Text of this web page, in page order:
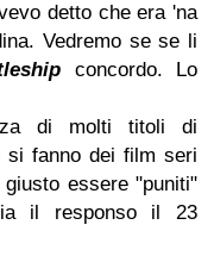
detto che era 'na
Vedremo se se li
concordo. Lo
di molti titoli di
si fanno dei film seri
essere "puniti"
il responso il 23